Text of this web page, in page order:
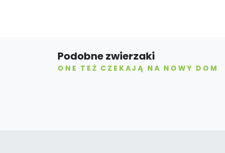
Podobne zwierzaki
ONE TEŻ CZEKAJĄ NA NOWY DOM